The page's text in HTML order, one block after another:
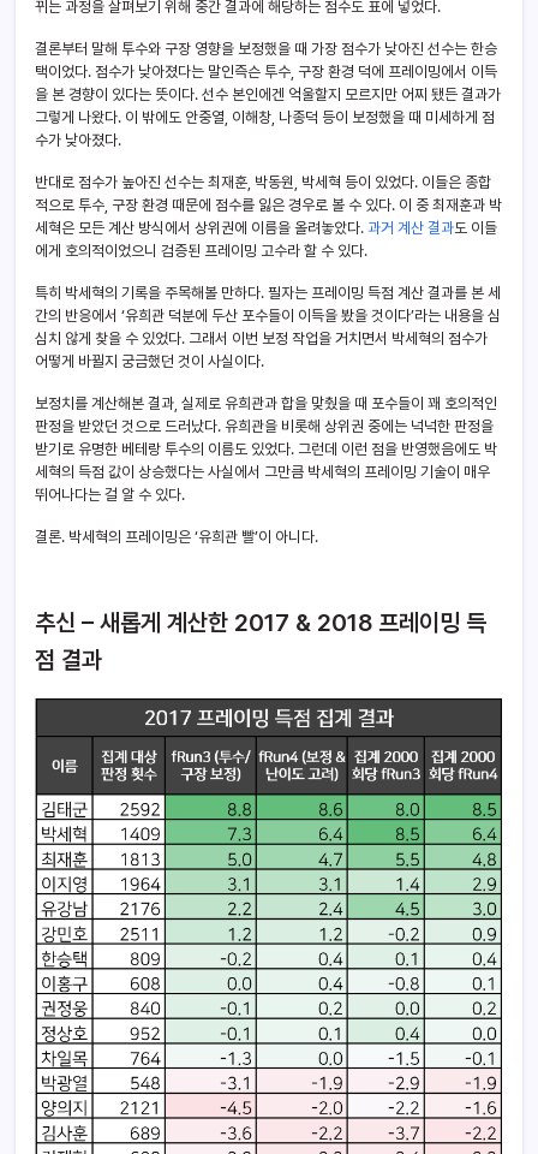
뀌는 과정을 살펴보기 위해 중간 결과에 해당하는 점수도 표에 넣었다.
결론부터 말해 투수와 구장 영향을 보정했을 때 가장 점수가 낮아진 선수는 한승
택이었다. 점수가 낮아졌다는 말인즉슨 투수, 구장 환경 덕에 프레이밍에서 이득
을 본 경향이 있다는 뜻이다. 선수 본인에겐 억울할지 모르지만 어찌 됐든 결과가
그렇게 나왔다. 이 밖에도 안중열, 이해창, 나종덕 등이 보정했을 때 미세하게 점
수가 낮아졌다.
반대로 점수가 높아진 선수는 최재훈, 박동원, 박세혁 등이 있었다. 이들은 종합
적으로 투수, 구장 환경 때문에 점수를 잃은 경우로 볼 수 있다. 이 중 최재훈과 박
세혁은 모든 계산 방식에서 상위권에 이름을 올려놓았다. 과거 계산 결과도 이들
에게 호의적이었으니 검증된 프레이밍 고수라 할 수 있다.
특히 박세혁의 기록을 주목해볼 만하다. 필자는 프레이밍 득점 계산 결과를 본 세
간의 반응에서 ‘유희관 덕분에 두산 포수들이 이득을 봤을 것이다’라는 내용을 심
심치 않게 찾을 수 있었다. 그래서 이번 보정 작업을 거치면서 박세혁의 점수가
어떻게 바뀔지 궁금했던 것이 사실이다.
보정치를 계산해본 결과, 실제로 유희관과 합을 맞췄을 때 포수들이 꽤 호의적인
판정을 받았던 것으로 드러났다. 유희관을 비롯해 상위권 중에는 넉넉한 판정을
받기로 유명한 베테랑 투수의 이름도 있었다. 그런데 이런 점을 반영했음에도 박
세혁의 득점 값이 상승했다는 사실에서 그만큼 박세혁의 프레이밍 기술이 매우
뛰어나다는 걸 알 수 있다.
결론. 박세혁의 프레이밍은 ‘유희관 빨’이 아니다.
추신 – 새롭게 계산한 2017 & 2018 프레이밍 득
점 결과